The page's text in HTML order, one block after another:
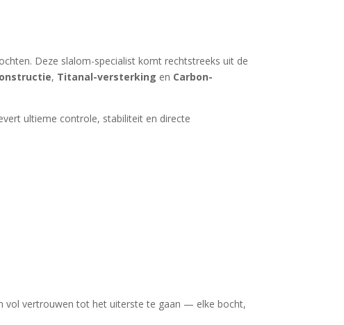
Deze slalom-specialist komt rechtstreeks uit de
, Titanal-versterking en Carbon-
ultieme controle, stabiliteit en directe
vol vertrouwen tot het uiterste te gaan — elke bocht,